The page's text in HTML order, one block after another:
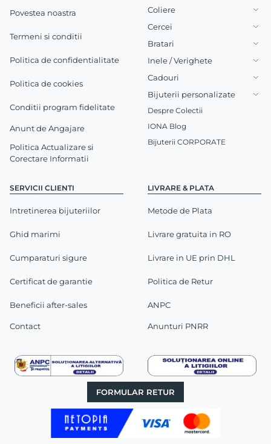
Povestea noastra
Termeni si conditii
Politica de confidentialitate
Politica de cookies
Conditii program fidelitate
Anunt de Angajare
Politica Actualizare si
Corectare Informatii
SERVICII CLIENTI
Intretinerea bijuteriilor
Ghid marimi
Cumparaturi sigure
Certificat de garantie
Beneficii after-sales
Contact
LIVRARE & PLATA
Metode de Plata
Livrare gratuita in RO
Livrare in UE prin DHL
Politica de Retur
ANPC
Anunturi PNRR
Coliere
Cercei
Bratari
Inele / Verighete
Cadouri
Bijuterii personalizate
Despre Colectii
IONA Blog
Bijuterii CORPORATE
FORMULAR RETUR